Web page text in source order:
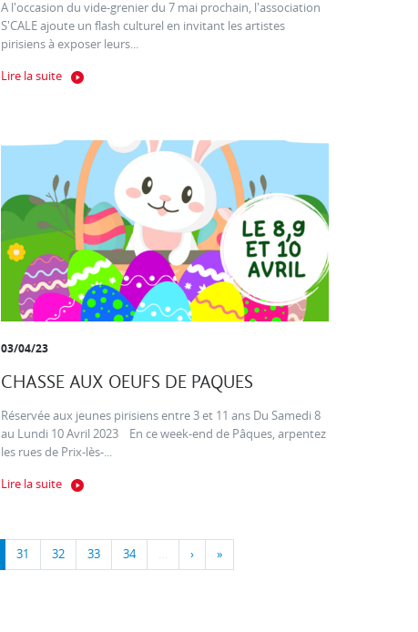
A l'occasion du vide-grenier du 7 mai prochain, l'association
S'CALE ajoute un flash culturel en invitant les artistes
pirisiens à exposer leurs...
Lire la suite
03/04/23
CHASSE AUX OEUFS DE PAQUES
Réservée aux jeunes pirisiens entre 3 et 11 ans Du Samedi 8
au Lundi 10 Avril 2023 En ce week-end de Pâques, arpentez
les rues de Prix-lès-...
Lire la suite
31 32 33 34 … › »